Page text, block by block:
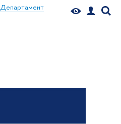
Департамент